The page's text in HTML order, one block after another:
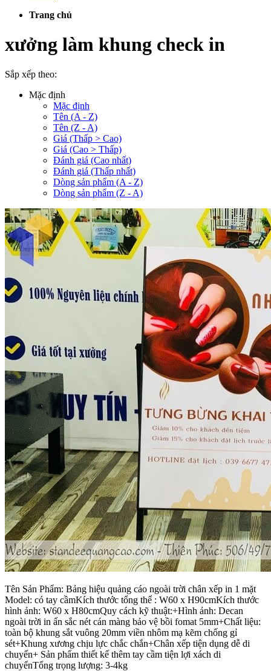
Trang chủ
xưởng làm khung check in
Sắp xếp theo:
Mặc định
Mặc định
Tên (A - Z)
Tên (Z - A)
Giá (Thấp > Cao)
Giá (Cao > Thấp)
Đánh giá (Cao nhất)
Đánh giá (Thấp nhất)
Dòng sản phẩm (A - Z)
Dòng sản phẩm (Z - A)
Tên Sản Phẩm: Bảng hiệu quảng cáo ngoài trời chân xếp in 1 mặt
Model: có tay cầmKích thước tổng thể : W60 x H90cmKích thước
hình ảnh: W60 x H80cmQuy cách kỹ thuật:+Hình ảnh: Decan
ngoài trời in ấn sắc nét cán màng bảo vệ bồi fomat 5mm+Chất liệu:
toàn bộ khung sắt vuông 20mm viền nhôm mạ kẽm chống gỉ
sét+Khung xương chịu lực chắc chắn+Chân xếp tiện dụng dễ di
chuyển+ Sản phẩm thiết kế thêm tay cầm tiện lợi xách di
chuyểnTổng trọng lượng: 3-4kg